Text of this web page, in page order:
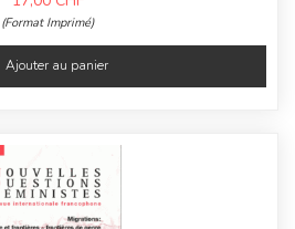
(Format Imprimé)
Ajouter au panier